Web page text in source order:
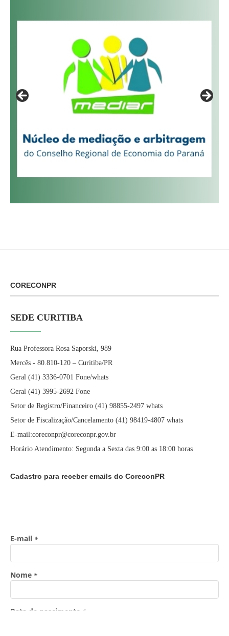
CORECONPR
SEDE CURITIBA
Rua Professora Rosa Saporski, 989
Mercês - 80.810-120 – Curitiba/PR
Geral (41) 3336-0701 Fone/whats
Geral (41) 3995-2692 Fone
Setor de Registro/Financeiro (41) 98855-2497 whats
Setor de Fiscalização/Cancelamento (41) 98419-4807 whats
E-mail:coreconpr@coreconpr.gov.br
Horário Atendimento: Segunda a Sexta das 9:00 as 18:00 horas
Cadastro para receber emails do CoreconPR